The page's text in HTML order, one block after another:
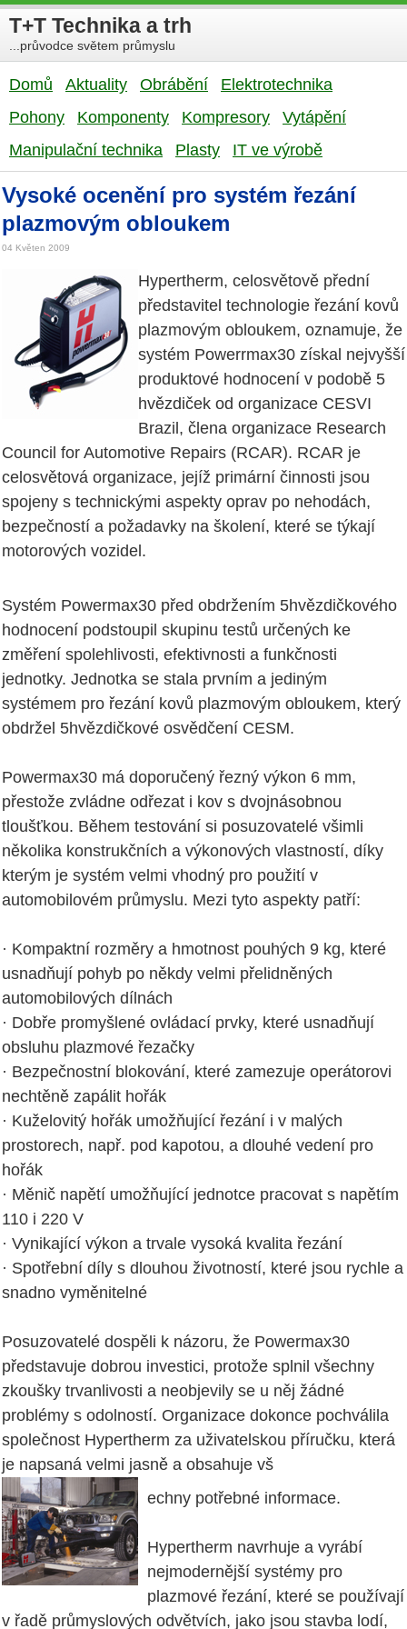
T+T Technika a trh
...průvodce světem průmyslu
Domů Aktuality Obrábění
Elektrotechnika
Pohony
Komponenty Kompresory
Vytápění
Manipulační technika
Plasty IT ve výrobě
Vysoké ocenění pro systém řezání
plazmovým obloukem
04 Květen 2009
Hypertherm, celosvětově přední
představitel technologie řezání kovů
plazmovým obloukem, oznamuje, že
systém Powerrmax30 získal nejvyšší
produktové hodnocení v podobě 5
hvězdiček od organizace CESVI
Brazil, člena organizace Research
Council for Automotive Repairs (RCAR). RCAR je
celosvětová organizace, jejíž primární činnosti jsou
spojeny s technickými aspekty oprav po nehodách,
bezpečností a požadavky na školení, které se týkají
motorových vozidel.
Systém Powermax30 před obdržením 5hvězdičkového
hodnocení podstoupil skupinu testů určených ke
změření spolehlivosti, efektivnosti a funkčnosti
jednotky. Jednotka se stala prvním a jediným
systémem pro řezání kovů plazmovým obloukem, který
obdržel 5hvězdičkové osvědčení CESM.
Powermax30 má doporučený řezný výkon 6 mm,
přestože zvládne odřezat i kov s dvojnásobnou
tloušťkou. Během testování si posuzovatelé všimli
několika konstrukčních a výkonových vlastností, díky
kterým je systém velmi vhodný pro použití v
automobilovém průmyslu. Mezi tyto aspekty patří:
· Kompaktní rozměry a hmotnost pouhých 9 kg, které
usnadňují pohyb po někdy velmi přelidněných
automobilových dílnách
· Dobře promyšlené ovládací prvky, které usnadňují
obsluhu plazmové řezačky
· Bezpečnostní blokování, které zamezuje operátorovi
nechtěně zapálit hořák
· Kuželovitý hořák umožňující řezání i v malých
prostorech, např. pod kapotou, a dlouhé vedení pro
hořák
· Měnič napětí umožňující jednotce pracovat s napětím
110 i 220 V
· Vynikající výkon a trvale vysoká kvalita řezání
· Spotřební díly s dlouhou životností, které jsou rychle a
snadno vyměnitelné
Posuzovatelé dospěli k názoru, že Powermax30
představuje dobrou investici, protože splnil všechny
zkoušky trvanlivosti a neobjevily se u něj žádné
problémy s odolností. Organizace dokonce pochválila
společnost Hypertherm za uživatelskou příručku, která
je napsaná velmi jasně a obsahuje vš
echny potřebné informace.
Hypertherm navrhuje a vyrábí
nejmodernější systémy pro
plazmové řezání, které se používají
v řadě průmyslových odvětvích, jako jsou stavba lodí,